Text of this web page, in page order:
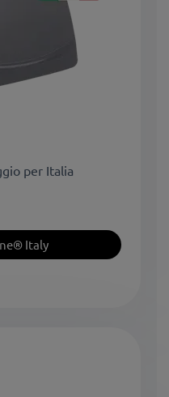
per Italia
Italy